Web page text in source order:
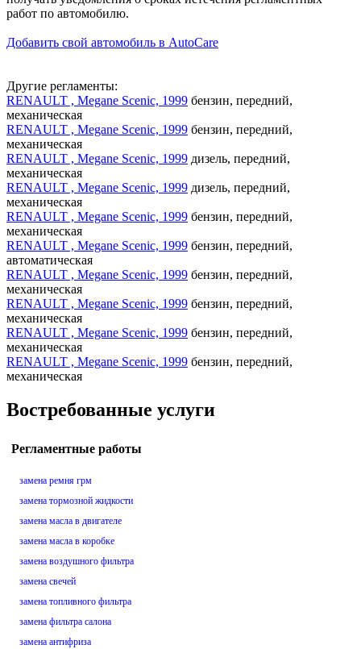
работ по автомобилю.
Добавить свой автомобиль в AutoCare
Другие регламенты:
RENAULT , Megane Scenic, 1999 бензин, передний,
механическая
RENAULT , Megane Scenic, 1999 бензин, передний,
механическая
RENAULT , Megane Scenic, 1999 дизель, передний,
механическая
RENAULT , Megane Scenic, 1999 дизель, передний,
механическая
RENAULT , Megane Scenic, 1999 бензин, передний,
механическая
RENAULT , Megane Scenic, 1999 бензин, передний,
автоматическая
RENAULT , Megane Scenic, 1999 бензин, передний,
механическая
RENAULT , Megane Scenic, 1999 бензин, передний,
механическая
RENAULT , Megane Scenic, 1999 бензин, передний,
механическая
RENAULT , Megane Scenic, 1999 бензин, передний,
механическая
Востребованные услуги
Регламентные работы
замена ремня грм
замена тормозной жидкости
замена масла в двигателе
замена масла в коробке
замена воздушного фильтра
замена свечей
замена топливного фильтра
замена фильтра салона
замена антифриза